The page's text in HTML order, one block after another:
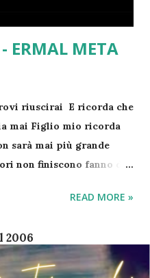
e tu lo chiami
ERMAL META
riuscirai E ricorda che
mai Figlio mio ricorda
sarà mai più grande
non finiscono fanno dei
"pieno/a" di
ALTRO TEMPO!😉 "
Regalo di "
READ MORE »
2006